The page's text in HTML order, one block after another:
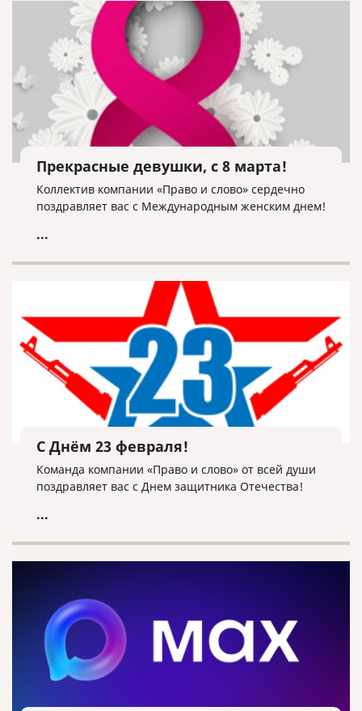
Прекрасные девушки, с 8 марта!
Коллектив компании «Право и слово» сердечно
поздравляет вас с Международным женским днем!
...
С Днём 23 февраля!
Команда компании «Право и слово» от всей души
поздравляет вас с Днем защитника Отечества!
...